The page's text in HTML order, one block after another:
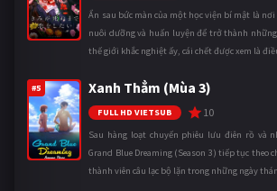
Ẩn sau bức màn của một học viện bí mật là nơi
nuôi dưỡng và huấn luyện để trở thành
thế giới khắc nghiệt ấy, cái chết được xem là
#5 Xanh Thẳm (Mùa 3)
FULL HD VIETSUB 10
Sau hàng loạt chuyến phiêu lưu điên rồ và
Grand Blue Dreaming (Season 3) tiếp tục theo
thành viên câu lạc bộ lặn trong những ngày